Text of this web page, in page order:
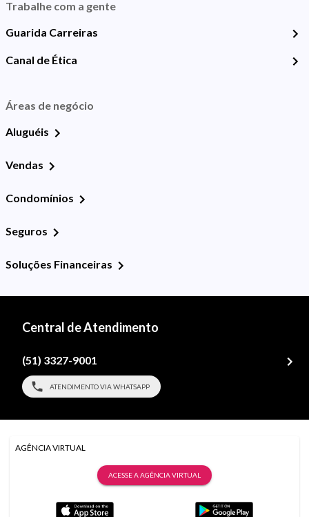
Trabalhe com a gente
Guarida Carreiras
Canal de Ética
Áreas de negócio
Aluguéis
Vendas
Condomínios
Seguros
Soluções Financeiras
Central de Atendimento
(51) 3327-9001
ATENDIMENTO VIA WHATSAPP
AGÊNCIA VIRTUAL
ACESSE A AGÊNCIA VIRTUAL